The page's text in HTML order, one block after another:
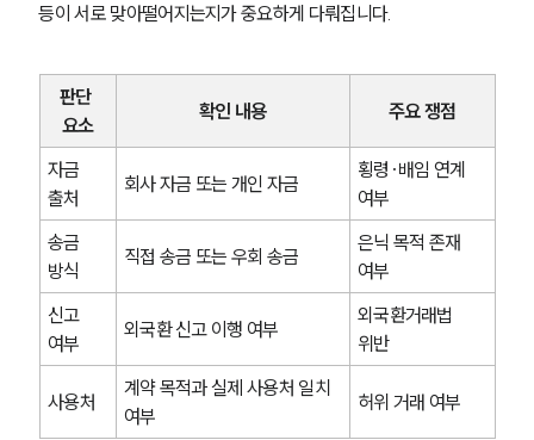
등이 서로 맞아떨어지는지가 중요하게 다뤄집니다.
판단
요소
확인 내용 주요 쟁점
자금
출처
회사 자금 또는 개인 자금
횡령·배임 연계
여부
송금
방식
직접 송금 또는 우회 송금
은닉 목적 존재
여부
신고
여부
외국환 신고 이행 여부
외국환거래법
위반
사용처
계약 목적과 실제 사용처 일치
여부
허위 거래 여부